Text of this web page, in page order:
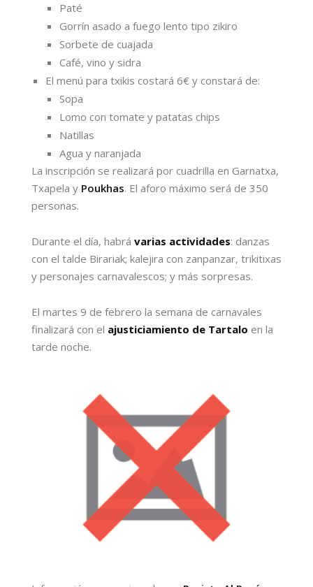
Paté
Gorrín asado a fuego lento tipo zikiro
Sorbete de cuajada
Café, vino y sidra
El menú para txikis costará 6€ y constará de:
Sopa
Lomo con tomate y patatas chips
Natillas
Agua y naranjada
La inscripción se realizará por cuadrilla en Garnatxa,
Txapela y Poukhas. El aforo máximo será de 350
personas.
Durante el día, habrá varias actividades: danzas
con el talde Birariak; kalejira con zanpanzar, trikitixas
y personajes carnavalescos; y más sorpresas.
El martes 9 de febrero la semana de carnavales
finalizará con el ajusticiamiento de Tartalo en la
tarde noche.